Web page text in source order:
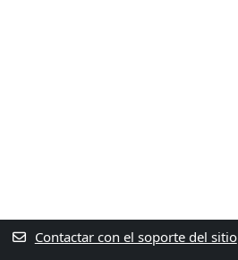
Contactar con el soporte del sitio